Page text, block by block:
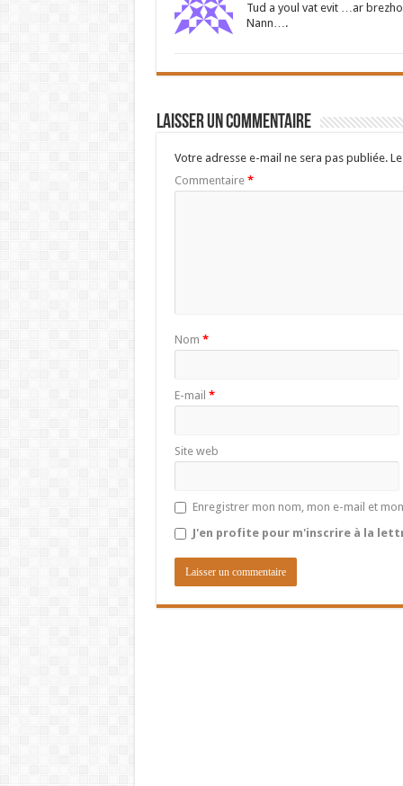
Tud a youl vat evit …ar
Nann….
Laisser un commentaire
Votre adresse e-mail ne sera pas publiée.
Commentaire *
Nom *
E-mail *
Site web
Enregistrer mon nom, mon e-mail et
J'en profite pour m'inscrire à la